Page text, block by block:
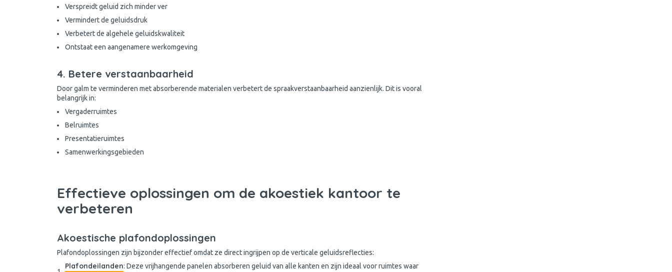
Verspreidt geluid zich minder ver
Vermindert de geluidsdruk
Verbetert de algehele geluidskwaliteit
Ontstaat een aangenamere werkomgeving
4. Betere verstaanbaarheid
Door galm te verminderen met absorberende materialen verbetert de spraakverstaanbaarheid aanzienlijk. Dit is vooral
belangrijk in:
Vergaderruimtes
Belruimtes
Presentatieruimtes
Samenwerkingsgebieden
Effectieve oplossingen om de akoestiek kantoor te
verbeteren
Akoestische plafondoplossingen
Plafondoplossingen zijn bijzonder effectief omdat ze direct ingrijpen op de verticale geluidsreflecties:
Plafondeilanden: Deze vrijhangende panelen absorberen geluid van alle kanten en zijn ideaal voor ruimtes waar